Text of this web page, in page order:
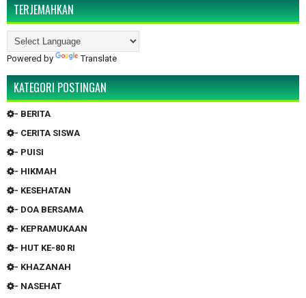
TERJEMAHKAN
Powered by Translate
KATEGORI POSTINGAN
- BERITA
- CERITA SISWA
- PUISI
- HIKMAH
- KESEHATAN
- DOA BERSAMA
- KEPRAMUKAAN
- HUT KE-80 RI
- KHAZANAH
- NASEHAT